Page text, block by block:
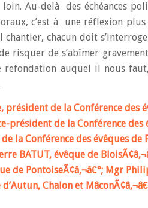
Au-delà des échéances
c’est à une réflexion
chacun doit
de s’abîmer
auquel il nous
de la Conférence des
de la Conférence des
la Conférence des évêques de
BATUT, évêque de
de PontoiseÃ¢â‚¬â€°; Mgr
Chalon et